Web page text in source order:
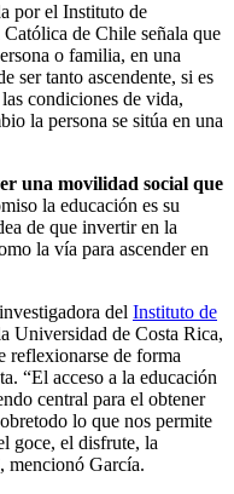
por el Instituto de
de Chile señala que
o familia, en una
ser tanto ascendente, si es
condiciones de vida,
la persona se sitúa en una
una movilidad social que
la educación es su
de que invertir en la
la vía para ascender en
del Instituto de
Universidad de Costa Rica,
reflexionarse de forma
“El acceso a la educación
central para el obtener
lo que nos permite
goce, el disfrute, la
mencionó García.